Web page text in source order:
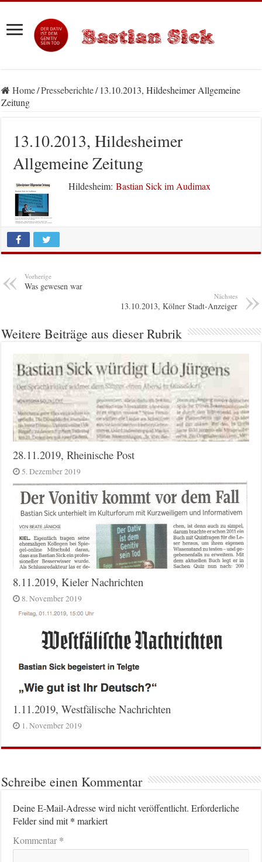
Home/Presseberichte/ 13.10.2013, Hildesheimer Allgemeine
Zeitung
13.10.2013, Hildesheimer
Allgemeine Zeitung
Hildesheim:Bastian Sick im Audimax
Vorherige
Was gewesen war
Nächstes
13.10.2013, Kölner Stadt-Anzeiger
Weitere Beiträge aus dieser Rubrik
28.11.2019, Rheinische Post
5. Dezember 2019
8.11.2019, Kieler Nachrichten
8. November 2019
1.11.2019, Westfälische Nachrichten
1. November 2019
Schreibe einen Kommentar
Deine E-Mail-Adresse wird nicht veröffentlicht. Erforderliche
Felder sind mit* markiert
Kommentar*